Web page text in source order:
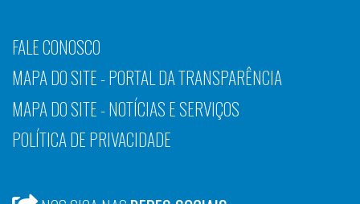
FALE CONOSCO
MAPA DO SITE - PORTAL DA TRANSPARÊNCIA
MAPA DO SITE - NOTÍCIAS E SERVIÇOS
POLÍTICA DE PRIVACIDADE